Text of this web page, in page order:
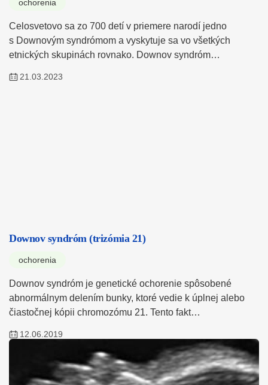
ochorenia
Celosvetovo sa zo 700 detí v priemere narodí jedno
s Downovým syndrómom a vyskytuje sa vo všetkých
etnických skupinách rovnako. Downov syndróm…
21.03.2023
Downov syndróm (trizómia 21)
ochorenia
Downov syndróm je genetické ochorenie spôsobené
abnormálnym delením bunky, ktoré vedie k úplnej alebo
čiastočnej kópii chromozómu 21. Tento fakt…
12.06.2019